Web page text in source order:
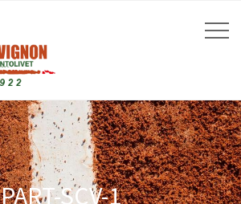
PART-SCV-1